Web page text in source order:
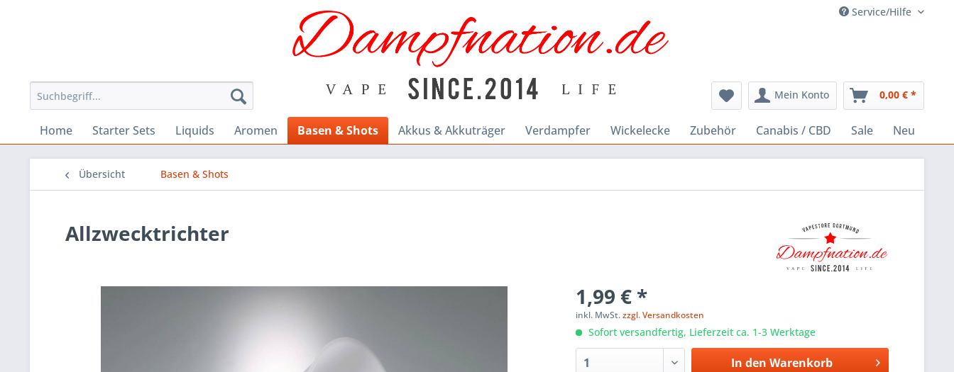
Service/Hilfe
Mein Konto 0,00 € *
Home Starter Sets Liquids Aromen Basen & Shots Akkus & Akkuträger Verdampfer Wickelecke Zubehör Canabis / CBD Sale Neu
Übersicht Basen & Shots
Allzwecktrichter
1,99 € *
inkl. MwSt.zzgl. Versandkosten
Sofort versandfertig, Lieferzeit ca. 1-3 Werktage
In den Warenkorb